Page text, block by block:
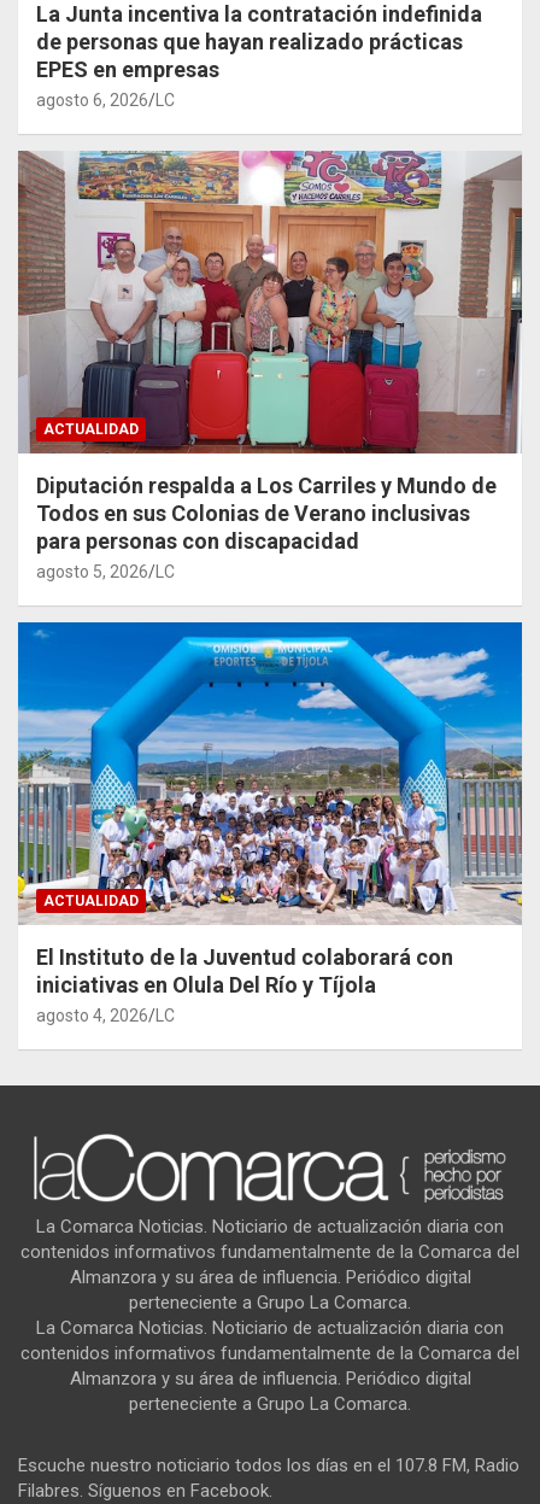
La Junta incentiva la contratación indefinida
de personas que hayan realizado prácticas
EPES en empresas
agosto 6, 2026 LC
ACTUALIDAD
Diputación respalda a Los Carriles y Mundo de
Todos en sus Colonias de Verano inclusivas
para personas con discapacidad
agosto 5, 2026 LC
ACTUALIDAD
El Instituto de la Juventud colaborará con
iniciativas en Olula Del Río y Tíjola
agosto 4, 2026 LC
La Comarca Noticias. Noticiario de actualización diaria con
contenidos informativos fundamentalmente de la Comarca del
Almanzora y su área de influencia. Periódico digital
perteneciente a Grupo La Comarca.
La Comarca Noticias. Noticiario de actualización diaria con
contenidos informativos fundamentalmente de la Comarca del
Almanzora y su área de influencia. Periódico digital
perteneciente a Grupo La Comarca.
Escuche nuestro noticiario todos los días en el 107.8 FM, Radio
Filabres. Síguenos en Facebook.